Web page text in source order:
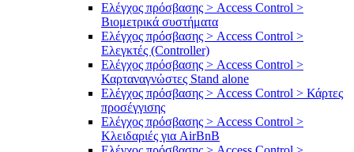
Ελέγχος πρόσβασης > Access Control >
Βιομετρικά συστήματα
Ελέγχος πρόσβασης > Access Control >
Ελεγκτές (Controller)
Ελέγχος πρόσβασης > Access Control >
Καρταναγνώστες Stand alone
Ελέγχος πρόσβασης > Access Control > Κάρτες
προσέγγισης
Ελέγχος πρόσβασης > Access Control >
Κλειδαριές για AirBnB